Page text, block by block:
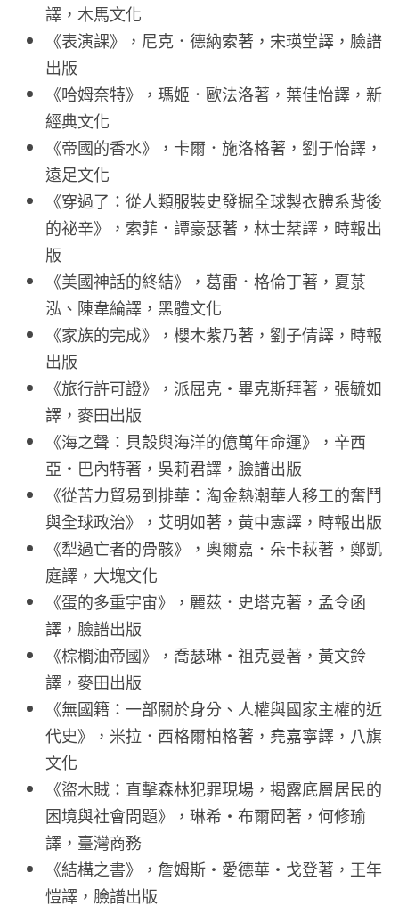
譯，木馬文化
《表演課》，尼克．德納索著，宋瑛堂譯，臉譜
出版
《哈姆奈特》，瑪姬．歐法洛著，葉佳怡譯，新
經典文化
《帝國的香水》，卡爾．施洛格著，劉于怡譯，
遠足文化
《穿過了：從人類服裝史發掘全球製衣體系背後
的祕辛》，索菲．譚豪瑟著，林士棻譯，時報出
版
《美國神話的終結》，葛雷．格倫丁著，夏菉
泓、陳韋綸譯，黑體文化
《家族的完成》，櫻木紫乃著，劉子倩譯，時報
出版
《旅行許可證》，派屈克・畢克斯拜著，張毓如
譯，麥田出版
《海之聲：貝殼與海洋的億萬年命運》，辛西
亞・巴內特著，吳莉君譯，臉譜出版
《從苦力貿易到排華：淘金熱潮華人移工的奮鬥
與全球政治》，艾明如著，黃中憲譯，時報出版
《犁過亡者的骨骸》，奧爾嘉．朵卡萩著，鄭凱
庭譯，大塊文化
《蛋的多重宇宙》，麗茲．史塔克著，孟令函
譯，臉譜出版
《棕櫚油帝國》，喬瑟琳・祖克曼著，黃文鈴
譯，麥田出版
《無國籍：一部關於身分、人權與國家主權的近
代史》，米拉．西格爾柏格著，堯嘉寧譯，八旗
文化
《盜木賊：直擊森林犯罪現場，揭露底層居民的
困境與社會問題》，琳希・布爾岡著，何修瑜
譯，臺灣商務
《結構之書》，詹姆斯・愛德華・戈登著，王年
愷譯，臉譜出版